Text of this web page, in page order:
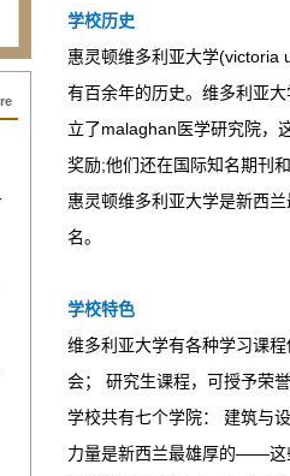
学校历史
惠灵顿维多利亚大学(victoria
有百余年的历史。维多利亚
立了malaghan医学研究院，
奖励;他们还在国际知名期刊
惠灵顿维多利亚大学是新西
名。
学校特色
维多利亚大学有各种学习课
会； 研究生课程，可授予荣
学校共有七个学院： 建筑与
力量是新西兰最雄厚的——这